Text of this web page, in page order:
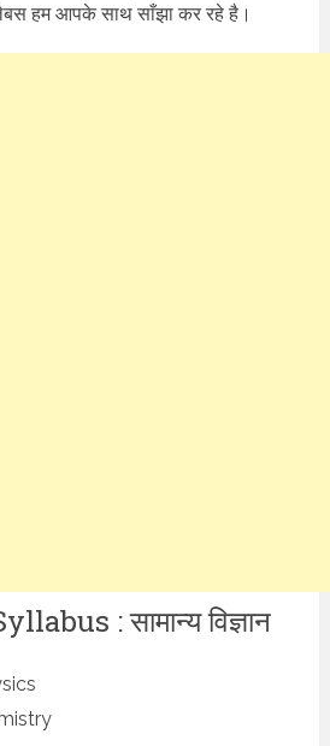
हम आपके साथ साँझा कर रहे है।
: सामान्य विज्ञान